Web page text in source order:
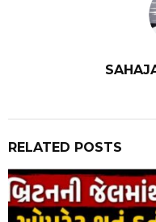
RELATED POSTS